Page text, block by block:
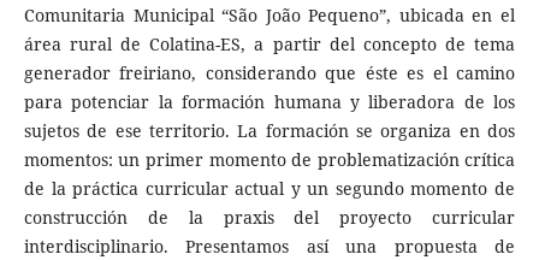
Comunitaria Municipal “São João Pequeno”, ubicada en el
área rural de Colatina-ES, a partir del concepto de tema
generador freiriano, considerando que éste es el camino
para potenciar la formación humana y liberadora de los
sujetos de ese territorio. La formación se organiza en dos
momentos: un primer momento de problematización crítica
de la práctica curricular actual y un segundo momento de
construcción de la praxis del proyecto curricular
interdisciplinario. Presentamos así una propuesta de